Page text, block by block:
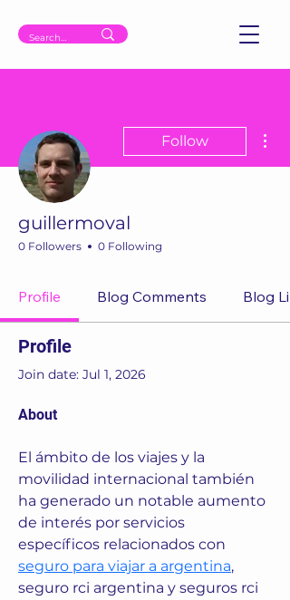
Follow
guillermoval
0 Followers 0 Following
Profile Blog Comments Blog
Profile
Join date: Jul 1, 2026
About
El ámbito de los viajes y la
movilidad internacional también
ha generado un notable aumento
de interés por servicios
específicos relacionados con
seguro para viajar a argentina,
seguro rci argentina y seguros rci